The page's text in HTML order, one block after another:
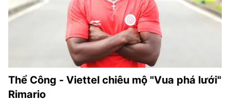
Thể Công - Viettel chiêu mộ "Vua phá lưới"
Rimario